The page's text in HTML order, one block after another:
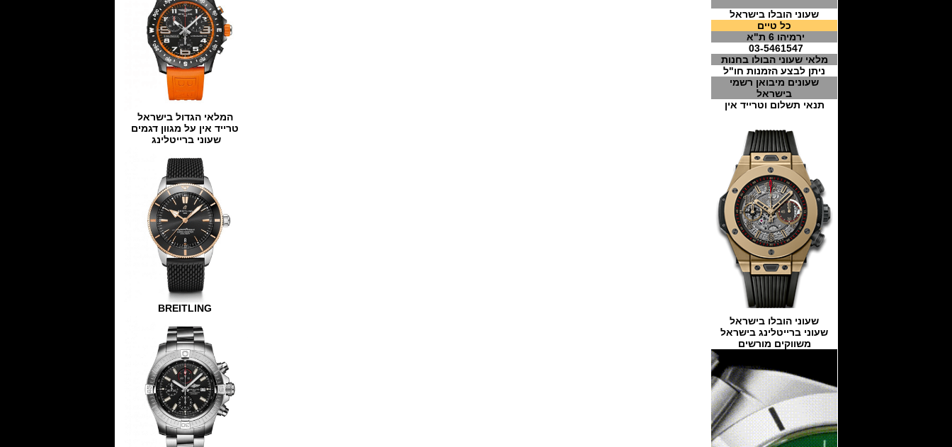
שעוני הובלו בישראל
כל טיים
ירמיהו 6 ת"א
03-5461547
מלאי שעוני הבולו בחנות
ניתן לבצע הזמנות חו"ל
שעונים מיבואן רשמי
בישראל
תנאי תשלום וטרייד אין
שעוני הובלו בישראל
שעוני ברייטלינג בישראל
משווקים מורשים
המלאי הגדול בישראל
טרייד אין על מגוון דגמים
שעוני ברייטלינג
BREITLING